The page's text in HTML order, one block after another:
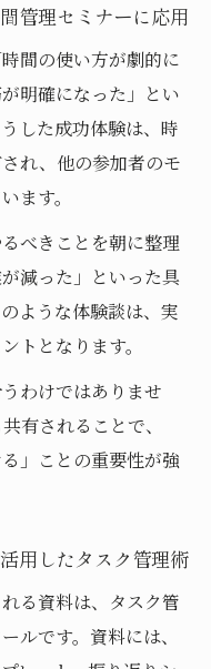
管理セミナーに応用
間の使い方が劇的に
明確になった」とい
した成功体験は、時
れ、他の参加者のモ
ます。
べきことを朝に整理
減った」といった具
ような体験談は、実
トとなります。
わけではありませ
有されることで、
」ことの重要性が強
用したタスク管理術
る資料は、タスク管
ルです。資料には、